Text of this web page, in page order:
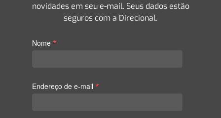
novidades em seu e-mail. Seus dados estão
seguros com a Direcional.
Nome *
Endereço de e-mail *